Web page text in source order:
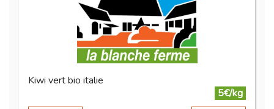
Kiwi vert bio italie
5€/kg